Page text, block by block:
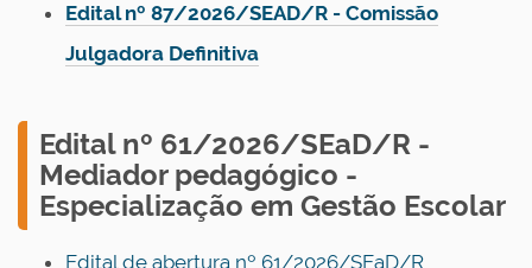
Edital nº 87/2026/SEAD/R - Comissão
Julgadora Definitiva
Edital nº 61/2026/SEaD/R -
Mediador pedagógico -
Especialização em Gestão Escolar
Edital de abertura nº 61/2026/SEaD/R